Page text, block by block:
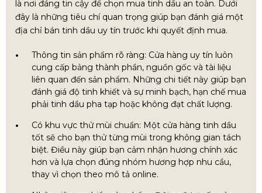
là nơi đáng tin cậy để chọn mua tinh dầu an toàn. Dưới
đây là những tiêu chí quan trọng giúp bạn đánh giá một
địa chỉ bán tinh dầu uy tín trước khi quyết định mua.
Thông tin sản phẩm rõ ràng: Cửa hàng uy tín luôn
cung cấp bảng thành phần, nguồn gốc và tài liệu
liên quan đến sản phẩm. Những chi tiết này giúp bạn
đánh giá độ tinh khiết và sự minh bạch, hạn chế mua
phải tinh dầu pha tạp hoặc không đạt chất lượng.
Có khu vực thử mùi chuẩn: Một cửa hàng tinh dầu
tốt sẽ cho bạn thử từng mùi trong không gian tách
biệt. Điều này giúp bạn cảm nhận hương chính xác
hơn và lựa chọn đúng nhóm hương hợp nhu cầu,
thay vì chọn theo mô tả online.